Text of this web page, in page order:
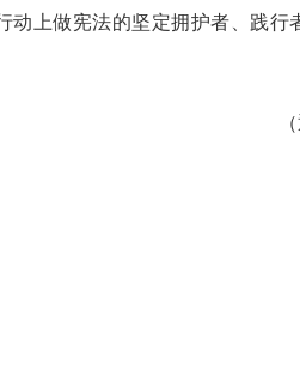
上做宪法的坚定拥护者、践行